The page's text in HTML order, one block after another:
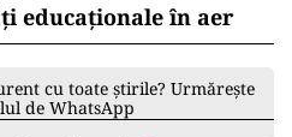
educaţionale în aer
cu toate știrile? Urmărește
de WhatsApp